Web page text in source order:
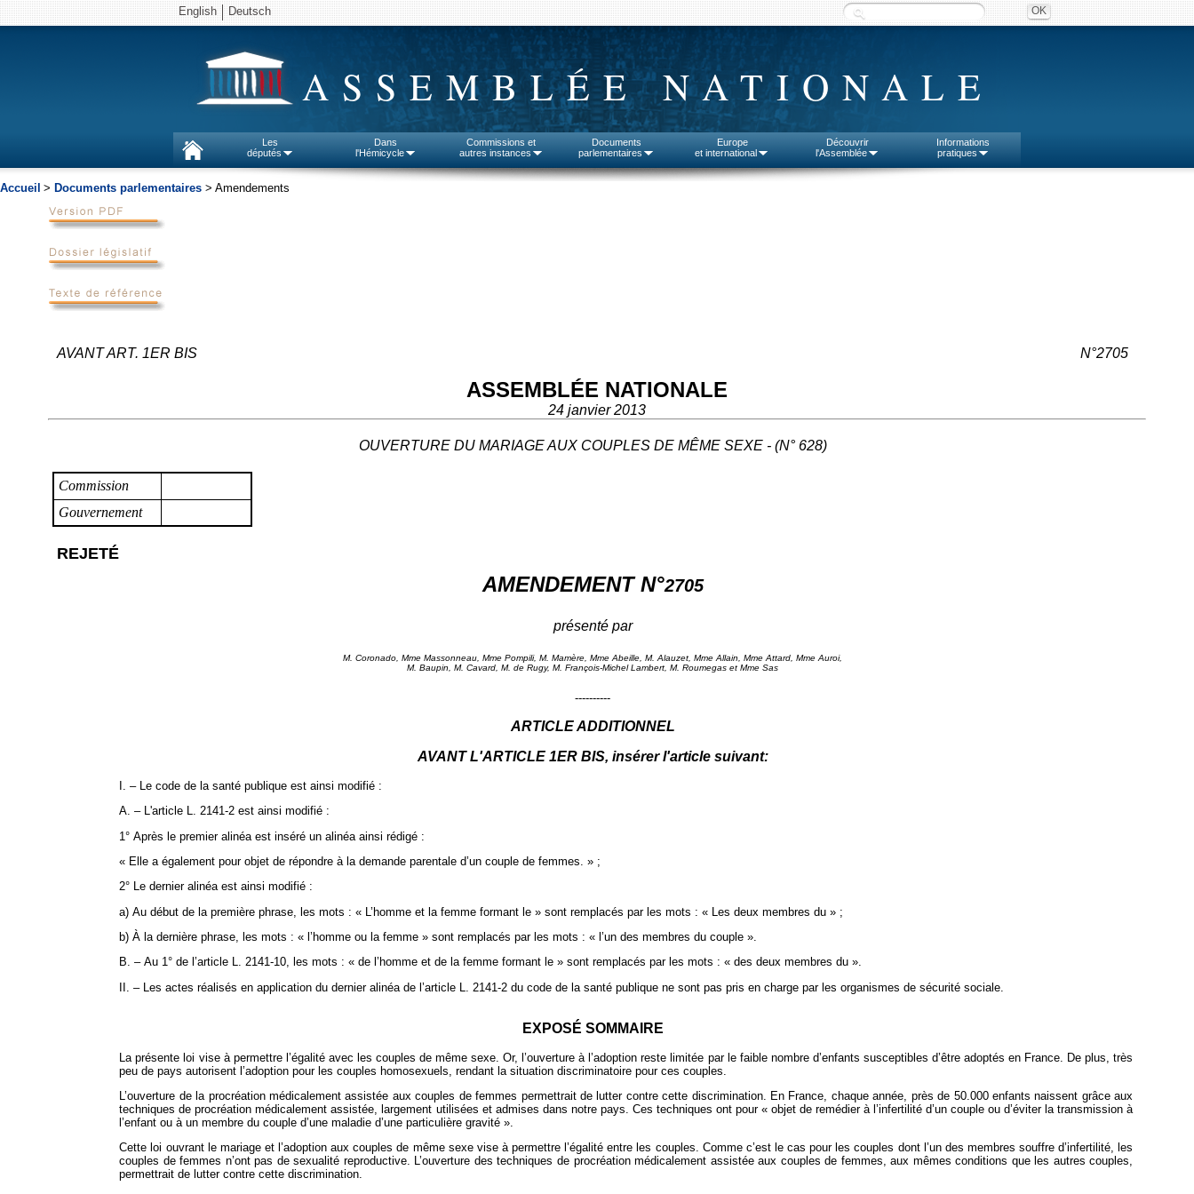
English Deutsch
ASSEMBLÉE NATIONALE
Les
députés
Dans
l'Hémicycle
Commissions et
autres instances
Documents
parlementaires
Europe
et international
Découvrir
l'Assemblée
Informations
pratiques
Accueil > Documents parlementaires > Amendements
AVANT ART. 1ER BIS N°2705
ASSEMBLÉE NATIONALE
24 janvier 2013
OUVERTURE DU MARIAGE AUX COUPLES DE MÊME SEXE - (N° 628)
Commission
Gouvernement
REJETÉ
AMENDEMENT N°2705
présenté par
M. Coronado, Mme Massonneau, Mme Pompili, M. Mamère, Mme Abeille, M. Alauzet, Mme Allain, Mme Attard, Mme Auroi,
M. Baupin, M. Cavard, M. de Rugy, M. François-Michel Lambert, M. Roumegas et Mme Sas
----------
ARTICLE ADDITIONNEL
AVANT L'ARTICLE 1ER BIS, insérer l'article suivant:
I. – Le code de la santé publique est ainsi modifié :
A. – L'article L. 2141‑2 est ainsi modifié :
1° Après le premier alinéa est inséré un alinéa ainsi rédigé :
« Elle a également pour objet de répondre à la demande parentale d’un couple de femmes. » ;
2° Le dernier alinéa est ainsi modifié :
a) Au début de la première phrase, les mots : « L’homme et la femme formant le » sont remplacés par les mots : « Les deux membres du » ;
b) À la dernière phrase, les mots : « l’homme ou la femme » sont remplacés par les mots : « l’un des membres du couple ».
B. – Au 1° de l’article L. 2141‑10, les mots : « de l’homme et de la femme formant le » sont remplacés par les mots : « des deux membres du ».
II. – Les actes réalisés en application du dernier alinéa de l’article L. 2141‑2 du code de la santé publique ne sont pas pris en charge par les organismes de sécurité sociale.
EXPOSÉ SOMMAIRE
La présente loi vise à permettre l’égalité avec les couples de même sexe. Or, l’ouverture à l’adoption reste limitée par le faible nombre d’enfants susceptibles d’être adoptés en France. De plus, très
peu de pays autorisent l’adoption pour les couples homosexuels, rendant la situation discriminatoire pour ces couples.
L’ouverture de la procréation médicalement assistée aux couples de femmes permettrait de lutter contre cette discrimination. En France, chaque année, près de 50.000 enfants naissent grâce aux
techniques de procréation médicalement assistée, largement utilisées et admises dans notre pays. Ces techniques ont pour « objet de remédier à l’infertilité d’un couple ou d’éviter la transmission à
l’enfant ou à un membre du couple d’une maladie d’une particulière gravité ».
Cette loi ouvrant le mariage et l’adoption aux couples de même sexe vise à permettre l’égalité entre les couples. Comme c’est le cas pour les couples dont l’un des membres souffre d’infertilité, les
couples de femmes n’ont pas de sexualité reproductive. L’ouverture des techniques de procréation médicalement assistée aux couples de femmes, aux mêmes conditions que les autres couples,
permettrait de lutter contre cette discrimination.